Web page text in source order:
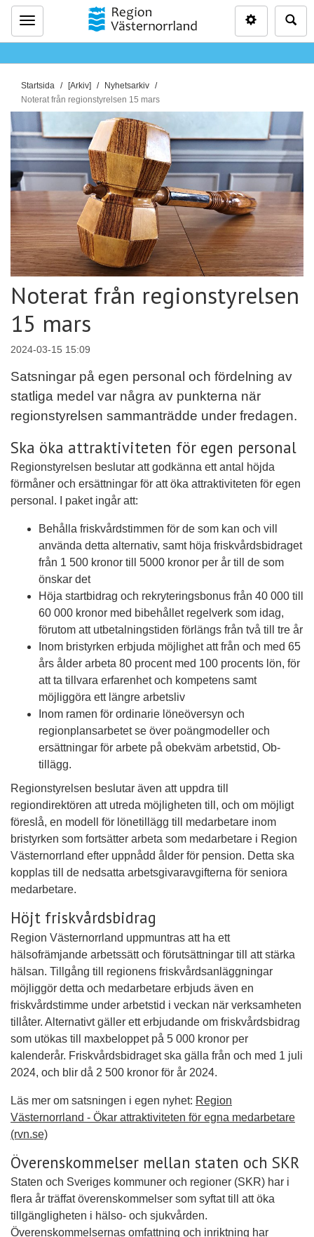
Meny
D
u
r
h
ä
r
:
Startsida [Arkiv]
Nyhetsarkiv
Noterat från regionstyrelsen 15 mars
Noterat från regionstyrelsen
15 mars
2024-03-15 15:09
Satsningar på egen personal och fördelning av
statliga medel var några av punkterna när
regionstyrelsen sammanträdde under fredagen.
Ska öka attraktiviteten för egen personal
Regionstyrelsen beslutar att godkänna ett antal höjda
förmåner och ersättningar för att öka attraktiviteten för egen
personal. I paket ingår att:
Behålla friskvårdstimmen för de som kan och vill
använda detta alternativ, samt höja friskvårdsbidraget
från 1 500 kronor till 5000 kronor per år till de som
önskar det
Höja startbidrag och rekryteringsbonus från 40 000 till
60 000 kronor med bibehållet regelverk som idag,
förutom att utbetalningstiden förlängs från två till tre år
Inom bristyrken erbjuda möjlighet att från och med 65
års ålder arbeta 80 procent med 100 procents lön, för
att ta tillvara erfarenhet och kompetens samt
möjliggöra ett längre arbetsliv
Inom ramen för ordinarie löneöversyn och
regionplansarbetet se över poängmodeller och
ersättningar för arbete på obekväm arbetstid, Ob-
tillägg.
Regionstyrelsen beslutar även att uppdra till
regiondirektören att utreda möjligheten till, och om möjligt
föreslå, en modell för lönetillägg till medarbetare inom
bristyrken som fortsätter arbeta som medarbetare i Region
Västernorrland efter uppnådd ålder för pension. Detta ska
kopplas till de nedsatta arbetsgivaravgifterna för seniora
medarbetare.
Höjt friskvårdsbidrag
Region Västernorrland uppmuntras att ha ett
hälsofrämjande arbetssätt och förutsättningar till att stärka
hälsan. Tillgång till regionens friskvårdsanläggningar
möjliggör detta och medarbetare erbjuds även en
friskvårdstimme under arbetstid i veckan när verksamheten
tillåter. Alternativt gäller ett erbjudande om friskvårdsbidrag
som utökas till maxbeloppet på 5 000 kronor per
kalenderår. Friskvårdsbidraget ska gälla från och med 1 juli
2024, och blir då 2 500 kronor för år 2024.
Läs mer om satsningen i egen nyhet: Region
Västernorrland - Ökar attraktiviteten för egna medarbetare
(rvn.se)
Överenskommelser mellan staten och SKR
Staten och Sveriges kommuner och regioner (SKR) har i
flera år träffat överenskommelser som syftat till att öka
tillgängligheten i hälso- och sjukvården.
Överenskommelsernas omfattning och inriktning har